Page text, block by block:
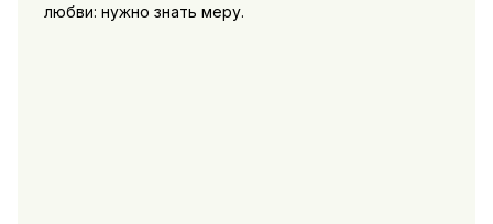
любви: нужно знать меру.